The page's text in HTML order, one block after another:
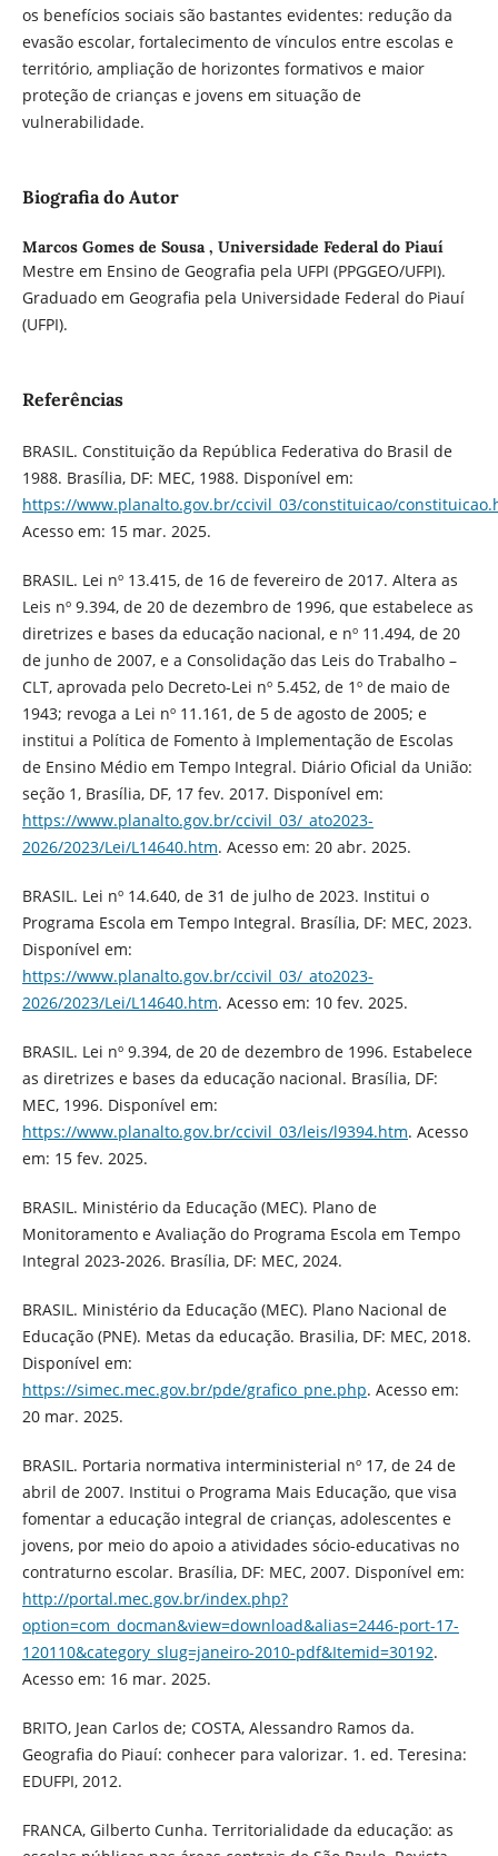
os benefícios sociais são bastantes evidentes: redução da
evasão escolar, fortalecimento de vínculos entre escolas e
território, ampliação de horizontes formativos e maior
proteção de crianças e jovens em situação de
vulnerabilidade.
Biografia do Autor
Marcos Gomes de Sousa , Universidade Federal do Piauí
Mestre em Ensino de Geografia pela UFPI (PPGGEO/UFPI).
Graduado em Geografia pela Universidade Federal do Piauí
(UFPI).
Referências
BRASIL. Constituição da República Federativa do Brasil de
1988. Brasília, DF: MEC, 1988. Disponível em:
https://www.planalto.gov.br/ccivil_03/constituicao/
Acesso em: 15 mar. 2025.
BRASIL. Lei nº 13.415, de 16 de fevereiro de 2017. Altera as
Leis nº 9.394, de 20 de dezembro de 1996, que estabelece as
diretrizes e bases da educação nacional, e nº 11.494, de 20
de junho de 2007, e a Consolidação das Leis do Trabalho –
CLT, aprovada pelo Decreto-Lei nº 5.452, de 1º de maio de
1943; revoga a Lei nº 11.161, de 5 de agosto de 2005; e
institui a Política de Fomento à Implementação de Escolas
de Ensino Médio em Tempo Integral. Diário Oficial da União:
seção 1, Brasília, DF, 17 fev. 2017. Disponível em:
https://www.planalto.gov.br/ccivil_03/_ato2023-
2026/2023/Lei/L14640.htm. Acesso em: 20 abr. 2025.
BRASIL. Lei nº 14.640, de 31 de julho de 2023. Institui o
Programa Escola em Tempo Integral. Brasília, DF: MEC, 2023.
Disponível em:
https://www.planalto.gov.br/ccivil_03/_ato2023-
2026/2023/Lei/L14640.htm. Acesso em: 10 fev. 2025.
BRASIL. Lei nº 9.394, de 20 de dezembro de 1996. Estabelece
as diretrizes e bases da educação nacional. Brasília, DF:
MEC, 1996. Disponível em:
https://www.planalto.gov.br/ccivil_03/leis/l9394.htm. Acesso
em: 15 fev. 2025.
BRASIL. Ministério da Educação (MEC). Plano de
Monitoramento e Avaliação do Programa Escola em Tempo
Integral 2023-2026. Brasília, DF: MEC, 2024.
BRASIL. Ministério da Educação (MEC). Plano Nacional de
Educação (PNE). Metas da educação. Brasilia, DF: MEC, 2018.
Disponível em:
https://simec.mec.gov.br/pde/grafico_pne.php. Acesso em:
20 mar. 2025.
BRASIL. Portaria normativa interministerial nº 17, de 24 de
abril de 2007. Institui o Programa Mais Educação, que visa
fomentar a educação integral de crianças, adolescentes e
jovens, por meio do apoio a atividades sócio-educativas no
contraturno escolar. Brasília, DF: MEC, 2007. Disponível em:
http://portal.mec.gov.br/index.php?
option=com_docman&view=download&alias=2446-port-17-
120110&category_slug=janeiro-2010-pdf&Itemid=30192.
Acesso em: 16 mar. 2025.
BRITO, Jean Carlos de; COSTA, Alessandro Ramos da.
Geografia do Piauí: conhecer para valorizar. 1. ed. Teresina:
EDUFPI, 2012.
FRANCA, Gilberto Cunha. Territorialidade da educação: as